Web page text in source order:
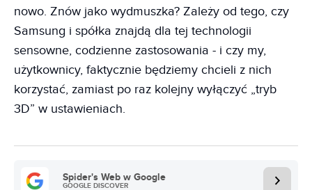
nowo. Znów jako wydmuszka? Zależy od tego, czy
Samsung i spółka znajdą dla tej technologii
sensowne, codzienne zastosowania - i czy my,
użytkownicy, faktycznie będziemy chcieli z nich
korzystać, zamiast po raz kolejny wyłączyć „tryb
3D” w ustawieniach.
Spider's Web w Google
GOOGLE DISCOVER